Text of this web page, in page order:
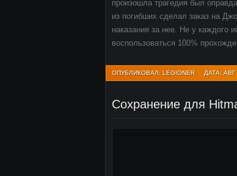
произошла трагедия был
из погибших сделал заказ на
наказания за нее. Не у каждого
воспользоваться 100%
ОПУБЛИКОВАЛ: LEGIONER ДАТА: АВГ
Сохранение для